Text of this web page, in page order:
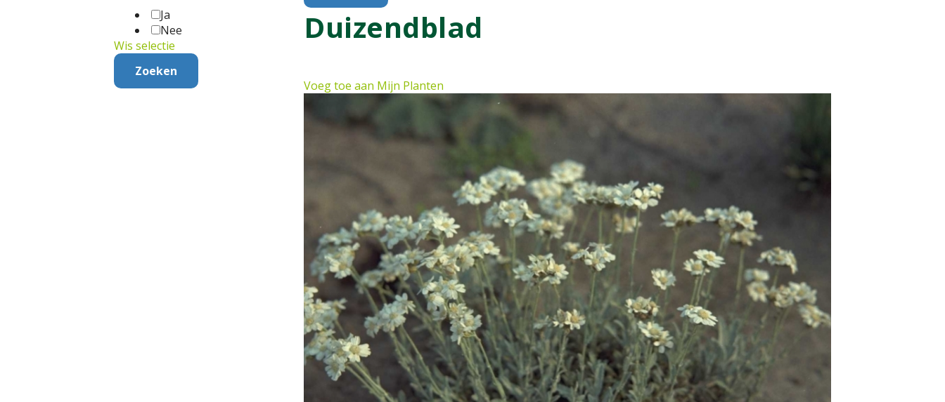
Duizendblad
Voeg toe aan Mijn Planten
Ja
Nee
Wis selectie